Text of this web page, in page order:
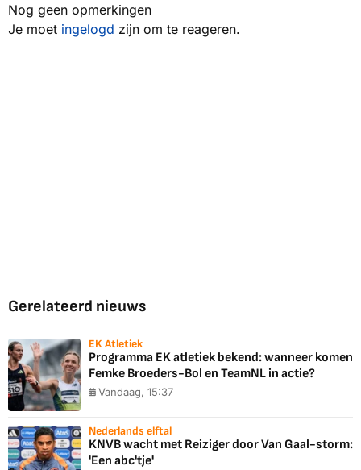
Nog geen opmerkingen
Je moet ingelogd zijn om te reageren.
Gerelateerd nieuws
EK Atletiek
Programma EK atletiek bekend: wanneer komen
Femke Broeders-Bol en TeamNL in actie?
Vandaag, 15:37
Nederlands elftal
KNVB wacht met Reiziger door Van Gaal-storm:
'Een abc'tje'